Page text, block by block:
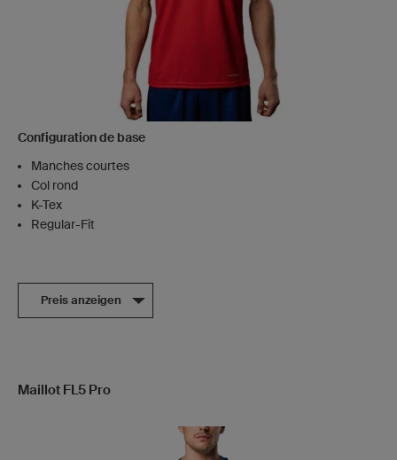
Configuration de base
Manches courtes
Col rond
K-Tex
Regular-Fit
Preis anzeigen
Maillot FL5 Pro